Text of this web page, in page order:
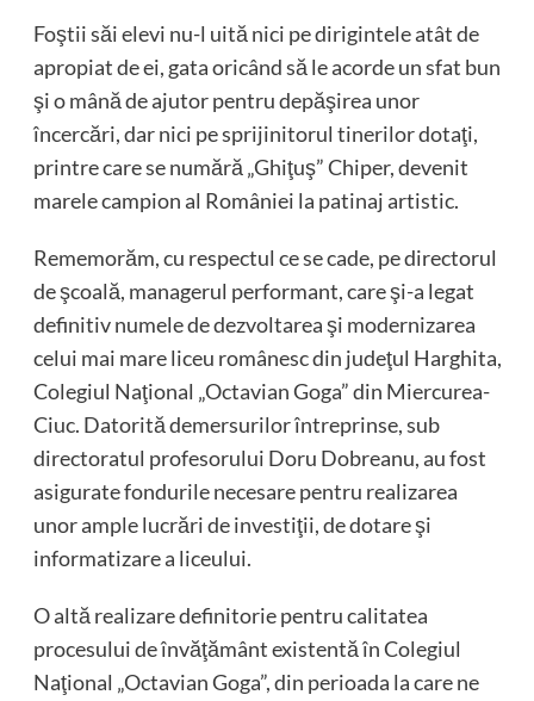
Foştii săi elevi nu-l uită nici pe dirigintele atât de
apropiat de ei, gata oricând să le acorde un sfat bun
şi o mână de ajutor pentru depăşirea unor
încercări, dar nici pe sprijinitorul tinerilor dotaţi,
printre care se numără „Ghiţuş” Chiper, devenit
marele campion al României la patinaj artistic.
Rememorăm, cu respectul ce se cade, pe directorul
de şcoală, managerul performant, care şi-a legat
definitiv numele de dezvoltarea şi modernizarea
celui mai mare liceu românesc din judeţul Harghita,
Colegiul Naţional „Octavian Goga” din Miercurea-
Ciuc. Datorită demersurilor întreprinse, sub
directoratul profesorului Doru Dobreanu, au fost
asigurate fondurile necesare pentru realizarea
unor ample lucrări de investiţii, de dotare şi
informatizare a liceului.
O altă realizare definitorie pentru calitatea
procesului de învăţământ existentă în Colegiul
Naţional „Octavian Goga”, din perioada la care ne